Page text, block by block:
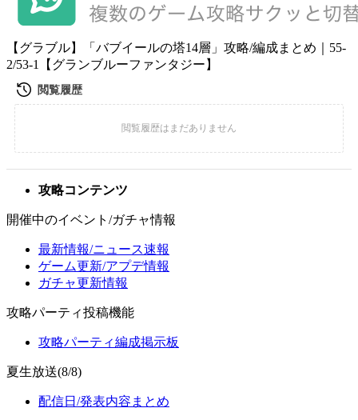
【グラブル】「バブイールの塔14層」攻略/編成まとめ｜55-
2/53-1【グランブルーファンタジー】
攻略コンテンツ
開催中のイベント/ガチャ情報
最新情報/ニュース速報
ゲーム更新/アプデ情報
ガチャ更新情報
攻略パーティ投稿機能
攻略パーティ編成掲示板
夏生放送(8/8)
配信日/発表内容まとめ